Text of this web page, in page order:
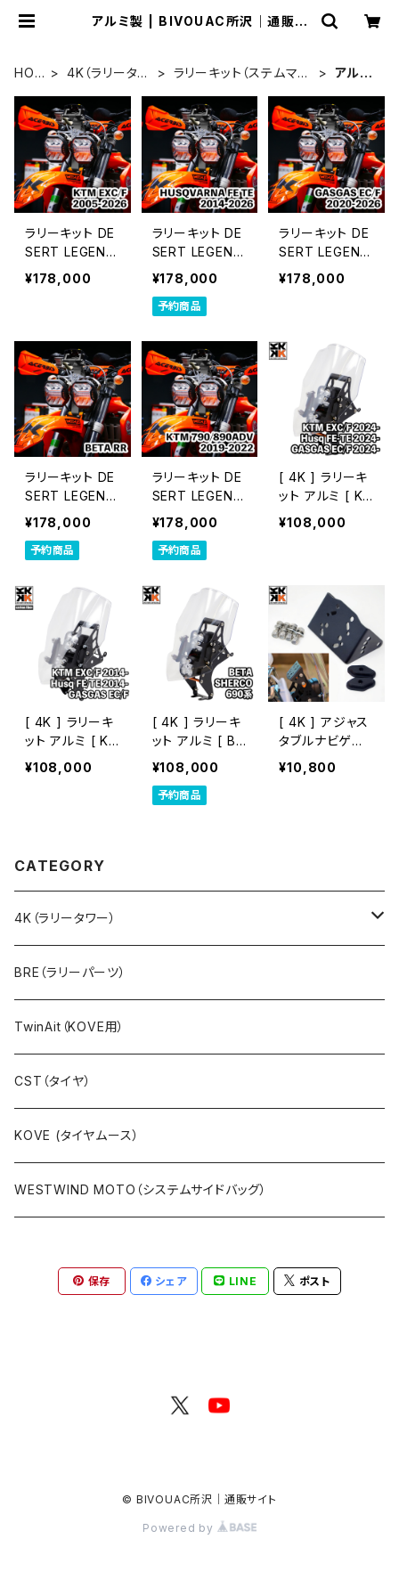
アルミ製 | BIVOUAC所沢｜通販サ
HOM
4K（ラリータワ
ラリーキット（ステムマウ
アルミ
ラリーキット DE
SERT LEGEND
｜KTM EXC/F
2005-2026
¥178,000
ラリーキット DE
SERT LEGEND
｜HUSQVARN
A FE TE 2014-
2026
¥178,000
予約商品
ラリーキット DE
SERT LEGEND
｜GASGAS EC/
F 2020-2026
¥178,000
ラリーキット DE
SERT LEGEND
｜BETA RR
¥178,000
予約商品
ラリーキット DE
SERT LEGEND
｜KTM 790/8
90 ADVENTU
RE 2019-2022
¥178,000
予約商品
[ 4K ] ラリーキ
ット アルミ [ KT
M・Husq・GAS
GAS EDマシン
¥108,000
[ 4K ] ラリーキ
ット アルミ [ KT
M・Husq・GAS
GAS EDマシン
¥108,000
[ 4K ] ラリーキ
ット アルミ [ BE
TA、SHERCO、
KTM～2013、K
TM690系 ]
¥108,000
予約商品
[ 4K ] アジャス
タブルナビゲー
ションサポート
¥10,800
CATEGORY
4K（ラリータワー）
ラリーキット（ステムマウント）
アルミ製
カーボン製
ラリーキットPRO（フレームマウント）
ラリーキットCNC（フレームマウント）
キットラリー（ステムマウント）
パーツ等
BRE（ラリーパーツ）
TwinAit（KOVE用）
CST（タイヤ）
KOVE (タイヤムース）
WESTWIND MOTO（システムサイドバッグ）
保存 シェア LINE ポスト
© BIVOUAC所沢｜通販サイト
Powered by